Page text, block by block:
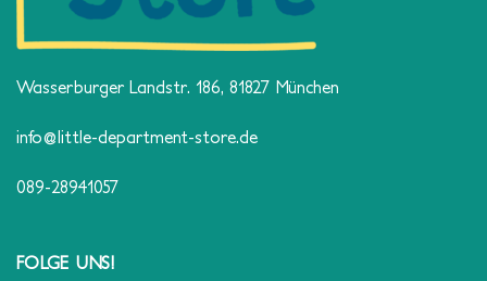
Wasserburger Landstr. 186, 81827 München
info@little-department-store.de
089-28941057
FOLGE UNS!